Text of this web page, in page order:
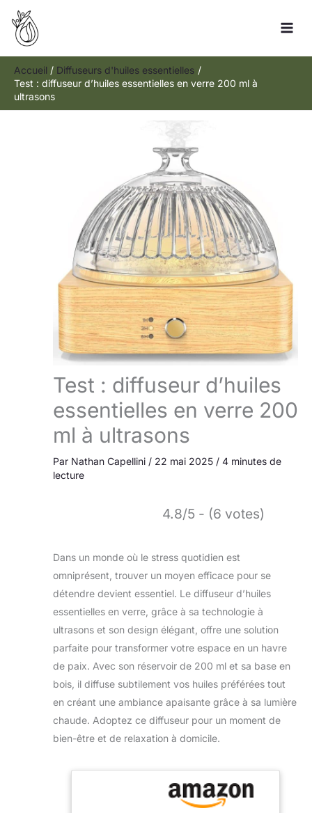
Aller
contenu
Accueil
Diffuseurs d'huiles essentielles
Test : diffuseur d’huiles essentielles en verre 200 ml à
ultrasons
Test : diffuseur d’huiles
essentielles en verre 200
ml à ultrasons
Par Nathan Capellini / 22 mai 2025 / 4 minutes de
lecture
4.8/5 - (6 votes)
Dans un monde où le stress quotidien est
omniprésent, trouver un moyen efficace pour se
détendre devient essentiel. Le diffuseur d’huiles
essentielles en verre, grâce à sa technologie à
ultrasons et son design élégant, offre une solution
parfaite pour transformer votre espace en un havre
de paix. Avec son réservoir de 200 ml et sa base en
bois, il diffuse subtilement vos huiles préférées tout
en créant une ambiance apaisante grâce à sa lumière
chaude. Adoptez ce diffuseur pour un moment de
bien-être et de relaxation à domicile.
Rechercher